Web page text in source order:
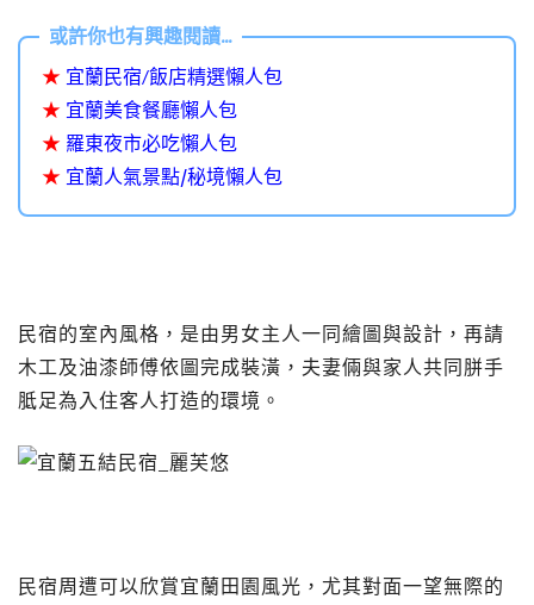
★ 宜蘭民宿/飯店精選懶人包
★ 宜蘭美食餐廳懶人包
★ 羅東夜市必吃懶人包
★ 宜蘭人氣景點/秘境懶人包
民宿的室內風格，是由男女主人一同繪圖與設計，再請
木工及油漆師傅依圖完成裝潢，夫妻倆與家人共同胼手
胝足為入住客人打造的環境。
民宿周遭可以欣賞宜蘭田園風光，尤其對面一望無際的